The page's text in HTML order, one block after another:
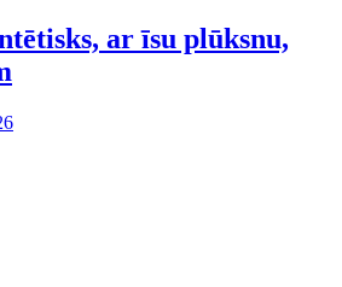
ar īsu plūksnu,